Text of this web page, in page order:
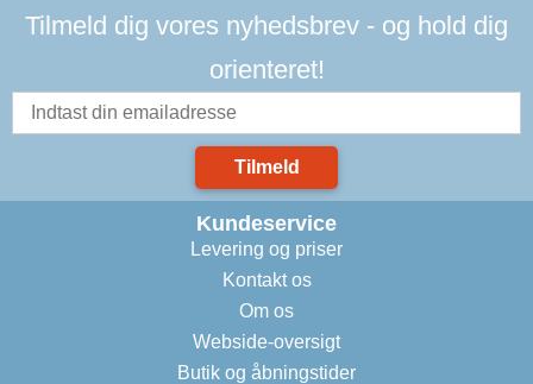
Tilmeld dig vores nyhedsbrev - og hold dig
orienteret!
Tilmeld
Kundeservice
Levering og priser
Kontakt os
Om os
Webside-oversigt
Butik og åbningstider